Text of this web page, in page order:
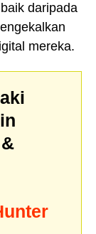
daripada
mereka.
&